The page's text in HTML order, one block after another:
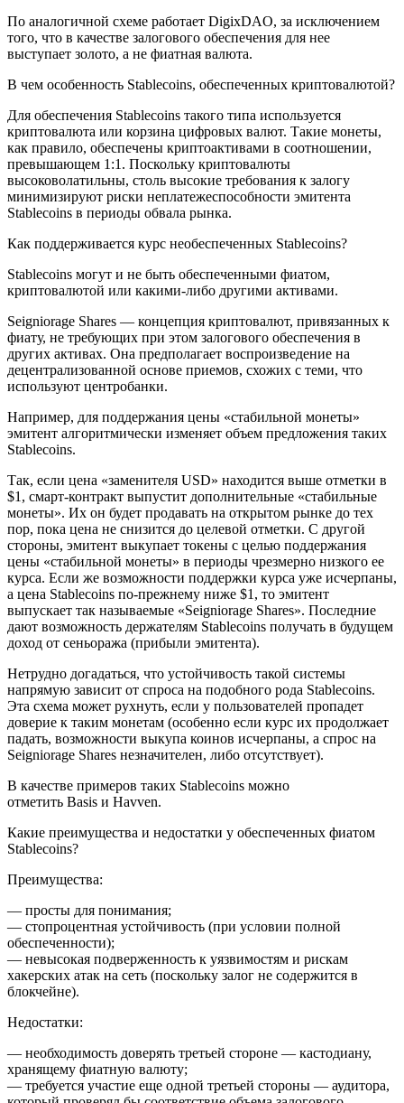
По аналогичной схеме работает DigixDAO, за исключением
того, что в качестве залогового обеспечения для нее
выступает золото, а не фиатная валюта.
В чем особенность Stableсoins, обеспеченных криптовалютой?
Для обеспечения Stableсoins такого типа используется
криптовалюта или корзина цифровых валют. Такие монеты,
как правило, обеспечены криптоактивами в соотношении,
превышающем 1:1. Поскольку криптовалюты
высоковолатильны, столь высокие требования к залогу
минимизируют риски неплатежеспособности эмитента
Stableсoins в периоды обвала рынка.
Как поддерживается курс необеспеченных Stableсoins?
Stableсoins могут и не быть обеспеченными фиатом,
криптовалютой или какими-либо другими активами.
Seigniorage Shares — концепция криптовалют, привязанных к
фиату, не требующих при этом залогового обеспечения в
других активах. Она предполагает воспроизведение на
децентрализованной основе приемов, схожих с теми, что
используют центробанки.
Например, для поддержания цены «стабильной монеты»
эмитент алгоритмически изменяет объем предложения таких
Stableсoins.
Так, если цена «заменителя USD» находится выше отметки в
$1, смарт-контракт выпустит дополнительные «стабильные
монеты». Их он будет продавать на открытом рынке до тех
пор, пока цена не снизится до целевой отметки. С другой
стороны, эмитент выкупает токены с целью поддержания
цены «стабильной монеты» в периоды чрезмерно низкого ее
курса. Если же возможности поддержки курса уже исчерпаны,
а цена Stableсoins по-прежнему ниже $1, то эмитент
выпускает так называемые «Seigniorage Shares». Последние
дают возможность держателям Stableсoins получать в будущем
доход от сеньоража (прибыли эмитента).
Нетрудно догадаться, что устойчивость такой системы
напрямую зависит от спроса на подобного рода Stableсoins.
Эта схема может рухнуть, если у пользователей пропадет
доверие к таким монетам (особенно если курс их продолжает
падать, возможности выкупа коинов исчерпаны, а спрос на
Seigniorage Shares незначителен, либо отсутствует).
В качестве примеров таких Stableсoins можно
отметить Basis и Havven.
Какие преимущества и недостатки у обеспеченных фиатом
Stableсoins?
Преимущества:
— просты для понимания;
— стопроцентная устойчивость (при условии полной
обеспеченности);
— невысокая подверженность к уязвимостям и рискам
хакерских атак на сеть (поскольку залог не содержится в
блокчейне).
Недостатки:
— необходимость доверять третьей стороне — кастодиану,
хранящему фиатную валюту;
— требуется участие еще одной третьей стороны — аудитора,